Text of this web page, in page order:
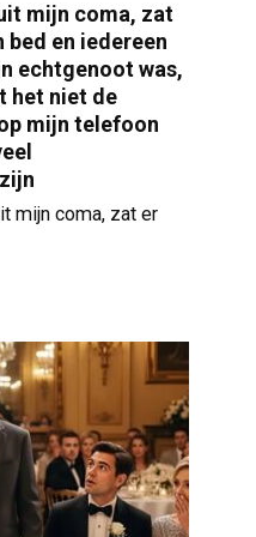
mijn coma, zat
bed en iedereen
echtgenoot was,
het niet de
mijn telefoon
mijn coma, zat er